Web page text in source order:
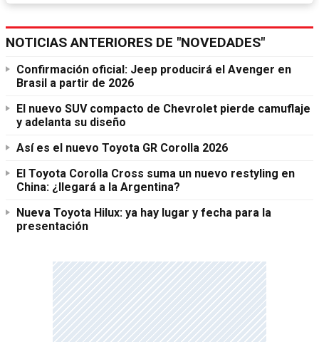
NOTICIAS ANTERIORES DE "NOVEDADES"
Confirmación oficial: Jeep producirá el Avenger en
Brasil a partir de 2026
El nuevo SUV compacto de Chevrolet pierde camuflaje
y adelanta su diseño
Así es el nuevo Toyota GR Corolla 2026
El Toyota Corolla Cross suma un nuevo restyling en
China: ¿llegará a la Argentina?
Nueva Toyota Hilux: ya hay lugar y fecha para la
presentación